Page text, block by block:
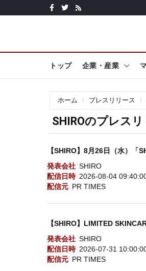
トップ 企業・産業
ホーム プレスリリース
SHIROのプレス
【SHIRO】8月26日（水）「
発表会社 SHIRO
配信日時 2026-08-04
配信元 PR TIMES
【SHIRO】LIMITED
発表会社 SHIRO
配信日時 2026-07-31
配信元 PR TIMES